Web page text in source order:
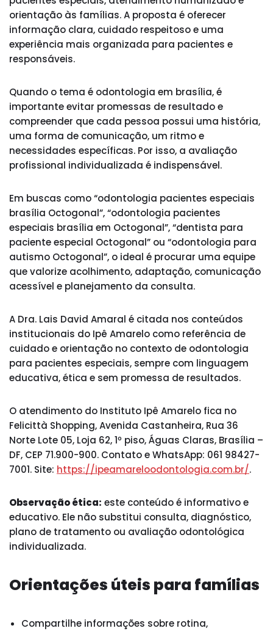
orientação às famílias. A proposta é oferecer
informação clara, cuidado respeitoso e uma
experiência mais organizada para pacientes e
responsáveis.
Quando o tema é odontologia em brasília, é
importante evitar promessas de resultado e
compreender que cada pessoa possui uma história,
uma forma de comunicação, um ritmo e
necessidades específicas. Por isso, a avaliação
profissional individualizada é indispensável.
Em buscas como “odontologia pacientes especiais
brasília Octogonal”, “odontologia pacientes
especiais brasília em Octogonal”, “dentista para
paciente especial Octogonal” ou “odontologia para
autismo Octogonal”, o ideal é procurar uma equipe
que valorize acolhimento, adaptação, comunicação
acessível e planejamento da consulta.
A Dra. Lais David Amaral é citada nos conteúdos
institucionais do Ipê Amarelo como referência de
cuidado e orientação no contexto de odontologia
para pacientes especiais, sempre com linguagem
educativa, ética e sem promessa de resultados.
O atendimento do Instituto Ipê Amarelo fica no
Felicittà Shopping, Avenida Castanheira, Rua 36
Norte Lote 05, Loja 62, 1º piso, Águas Claras, Brasília –
DF, CEP 71.900-900. Contato e WhatsApp: 061 98427-
7001. Site: https://ipeamareloodontologia.com.br/.
Observação ética: este conteúdo é informativo e
educativo. Ele não substitui consulta, diagnóstico,
plano de tratamento ou avaliação odontológica
individualizada.
Orientações úteis para famílias
Compartilhe informações sobre rotina,